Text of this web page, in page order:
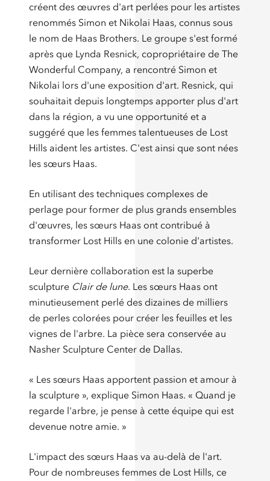
créent des œuvres d'art perlées pour les artistes
renommés Simon et Nikolai Haas, connus sous
le nom de Haas Brothers. Le groupe s'est formé
après que Lynda Resnick, copropriétaire de The
Wonderful Company, a rencontré Simon et
Nikolai lors d'une exposition d'art. Resnick, qui
souhaitait depuis longtemps apporter plus d'art
dans la région, a vu une opportunité et a
suggéré que les femmes talentueuses de Lost
Hills aident les artistes. C'est ainsi que sont nées
les sœurs Haas.
En utilisant des techniques complexes de
perlage pour former de plus grands ensembles
d'œuvres, les sœurs Haas ont contribué à
transformer Lost Hills en une colonie d'artistes.
Leur dernière collaboration est la superbe
sculpture Clair de lune. Les sœurs Haas ont
minutieusement perlé des dizaines de milliers
de perles colorées pour créer les feuilles et les
vignes de l'arbre. La pièce sera conservée au
Nasher Sculpture Center de Dallas.
« Les sœurs Haas apportent passion et amour à
la sculpture », explique Simon Haas. « Quand je
regarde l'arbre, je pense à cette équipe qui est
devenue notre amie. »
L'impact des sœurs Haas va au-delà de l'art.
Pour de nombreuses femmes de Lost Hills, ce